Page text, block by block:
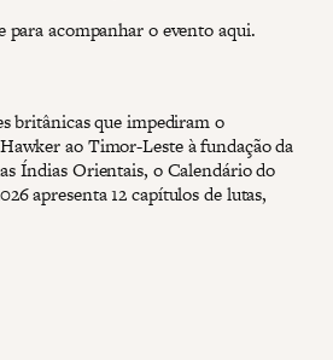
para acompanhar o evento aqui.
britânicas que impediram o
ao Timor-Leste à fundação da
Índias Orientais, o Calendário do
apresenta 12 capítulos de lutas,